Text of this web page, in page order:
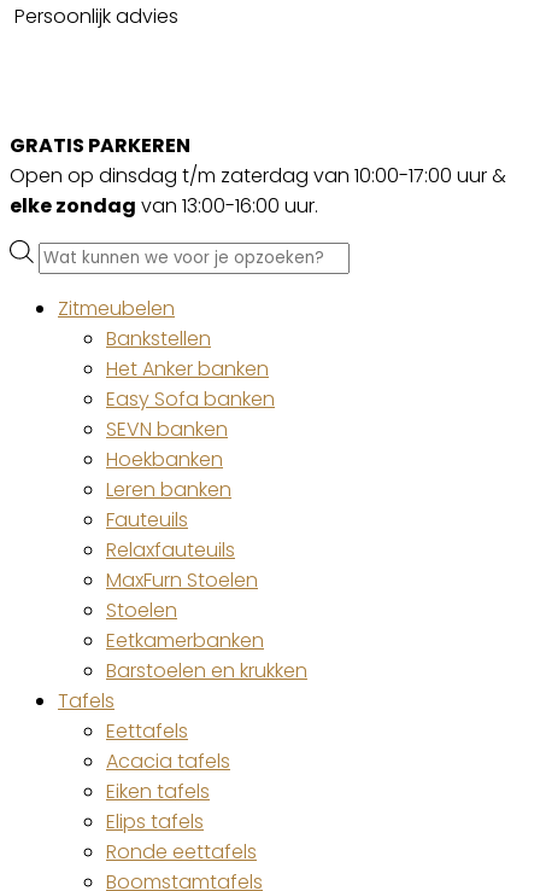
Persoonlijk advies
GRATIS PARKEREN
Open op dinsdag t/m zaterdag van 10:00-17:00 uur &
elke zondag van 13:00-16:00 uur.
Producten
zoeken
Zitmeubelen
Bankstellen
Het Anker banken
Easy Sofa banken
SEVN banken
Hoekbanken
Leren banken
Fauteuils
Relaxfauteuils
MaxFurn Stoelen
Stoelen
Eetkamerbanken
Barstoelen en krukken
Tafels
Eettafels
Acacia tafels
Eiken tafels
Elips tafels
Ronde eettafels
Boomstamtafels